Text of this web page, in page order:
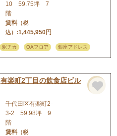
10 59.75坪 7
階
賃料（税
込） :1,445,950円
駅チカ OAフロア 銀座アドレス
有楽町2丁目の飲食店ビル
千代田区有楽町2-
3-2 59.98坪 9
階
賃料（税